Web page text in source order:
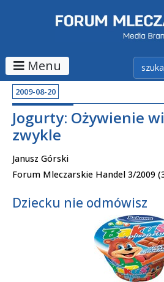
Menu
2009-08-20
Jogurty: Ożywienie
zwykle
Janusz Górski
Forum Mleczarskie Handel 3/2009
Dziecku nie odmówisz